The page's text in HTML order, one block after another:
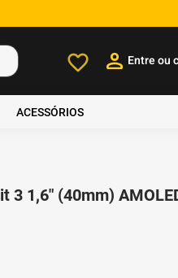
Entre ou
ACESSÓRIOS
3 1,6" (40mm)